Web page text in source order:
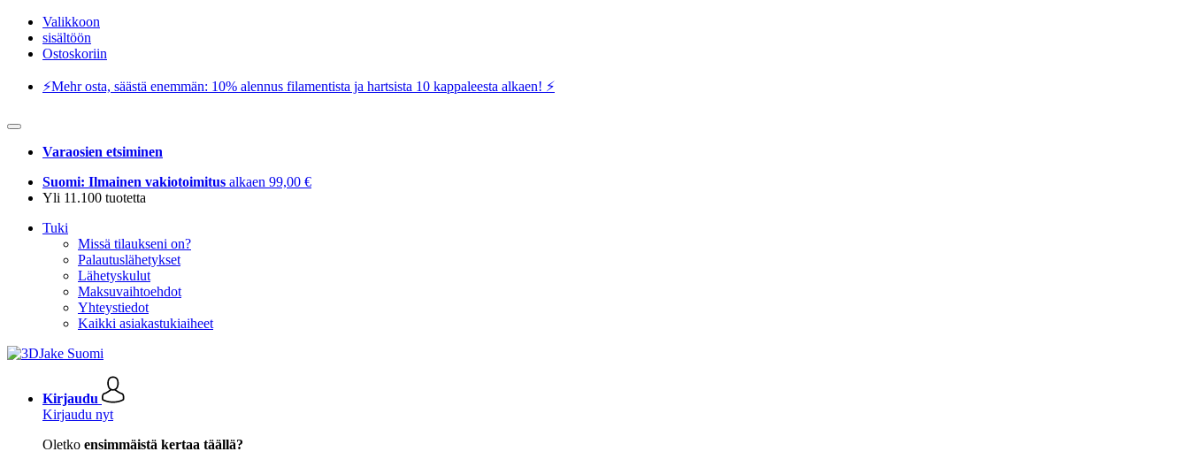
Valikkoon
sisältöön
Ostoskoriin
⚡️Mehr osta, säästä enemmän: 10% alennus filamentista ja hartsista 10 kappaleesta alkaen! ⚡️
Varaosien etsiminen
Suomi: Ilmainen vakiotoimitus alkaen 99,00 €
Yli 11.100 tuotetta
Tuki
Missä tilaukseni on?
Palautuslähetykset
Lähetyskulut
Maksuvaihtoehdot
Yhteystiedot
Kaikki asiakastukiaiheet
Kirjaudu
Kirjaudu nyt
Oletko ensimmäistä kertaa täällä?